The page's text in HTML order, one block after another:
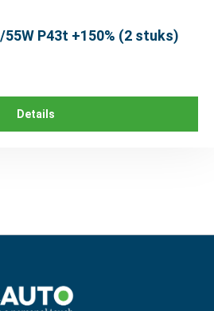
55W P43t +150% (2 stuks)
Details